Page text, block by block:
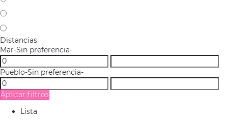
Distancias
Mar-Sin preferencia-
Pueblo-Sin preferencia-
Aplicar filtros
Lista